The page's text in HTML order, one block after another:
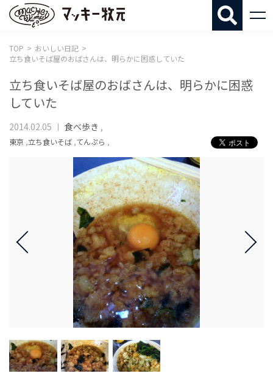
TOP
おいしい日記
立ち食いそば屋のおばさんは、明らかに困惑していた
立ち食いそば屋のおばさんは、明らかに困惑
していた
2014.02.05 食べ歩き ,
東京 ,立ち食いそば ,てんぷら ,